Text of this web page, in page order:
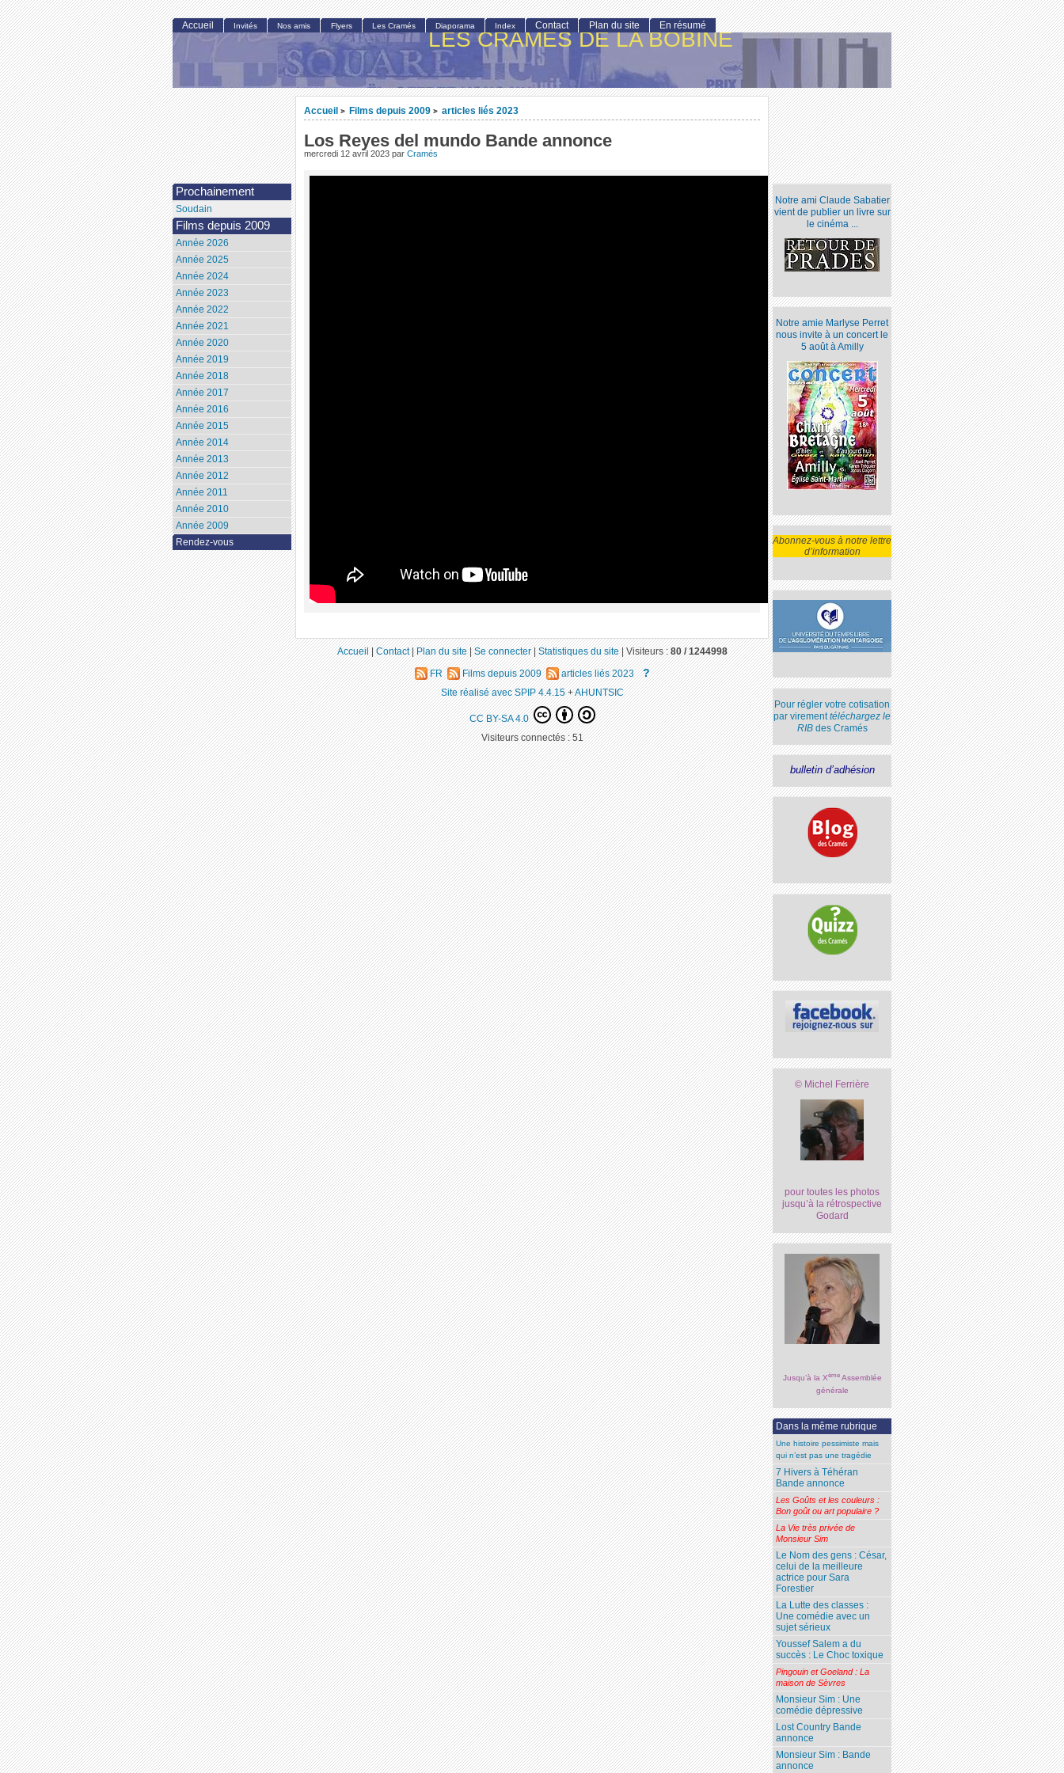
LES CRAMÉS DE LA BOBINE
Accueil > Films depuis 2009 > articles liés 2023
Los Reyes del mundo Bande annonce
mercredi 12 avril 2023 par Cramés
Notre ami Claude Sabatier
vient de publier un livre sur
le cinéma ...
Notre amie Marlyse Perret
nous invite à un concert le
5 août à Amilly
Abonnez-vous à notre lettre
d’information
Pour régler votre cotisation
par virementtéléchargez le
RIBdes Cramés
bulletin d’adhésion
© Michel Ferrière
pour toutes les photos
jusqu’à la rétrospective
Godard
Jusqu’à la XèmeAssemblée
générale
Dans la même rubrique
Une histoire pessimiste mais
qui n’est pas une tragédie
7 Hivers à Téhéran
Bande annonce
Les Goûts et les couleurs :
Bon goût ou art populaire ?
La Vie très privée de
Monsieur Sim
Le Nom des gens : César,
celui de la meilleure
actrice pour Sara
Forestier
La Lutte des classes :
Une comédie avec un
sujet sérieux
Youssef Salem a du
succès : Le Choc toxique
Pingouin et Goeland : La
maison de Sèvres
Monsieur Sim : Une
comédie dépressive
Lost Country Bande
annonce
Monsieur Sim : Bande
annonce
Accueil Invités Nos amis Flyers Les Cramés Diaporama Index Contact Plan du site En résumé
Prochainement
Soudain
Films depuis 2009
Année 2026
Année 2025
Année 2024
Année 2023
Année 2022
Année 2021
Année 2020
Année 2019
Année 2018
Année 2017
Année 2016
Année 2015
Année 2014
Année 2013
Année 2012
Année 2011
Année 2010
Année 2009
Rendez-vous
Accueil|Contact|Plan du site|Se connecter|Statistiques du site|Visiteurs :80 / 1244998
FR Films depuis 2009 articles liés 2023 ?
Site réalisé avec SPIP 4.4.15+AHUNTSIC
CC BY-SA 4.0
Visiteurs connectés :51